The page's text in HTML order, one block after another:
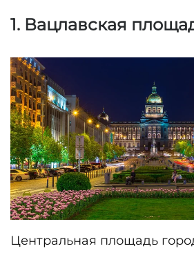
1. Вацлавская
Центральная площадь